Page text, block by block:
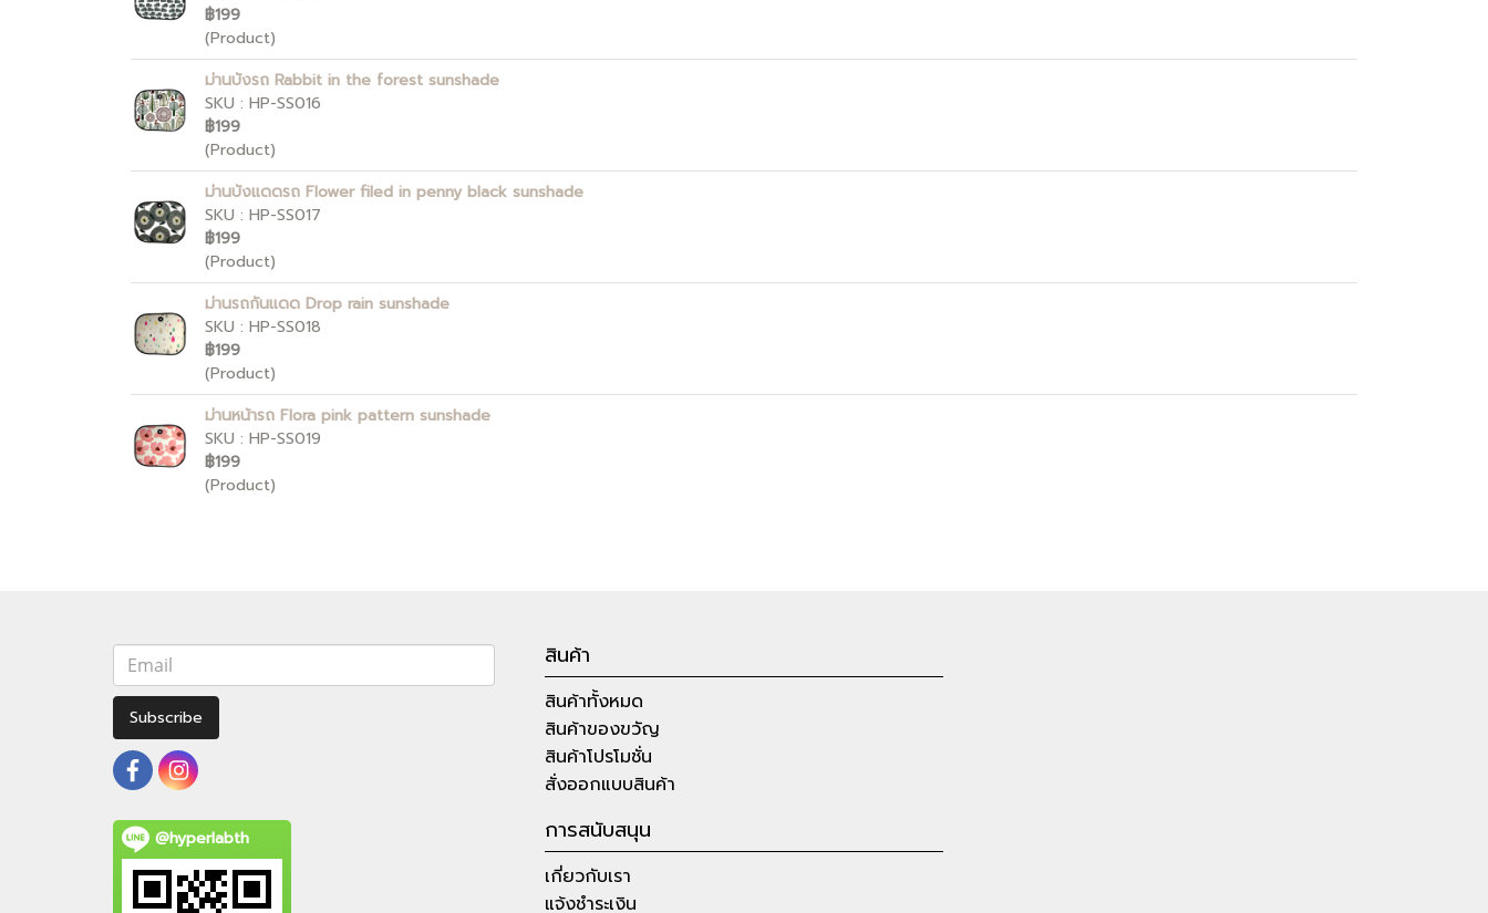
฿199
(Product)
ม่านบังรถ Rabbit in the forest sunshade
SKU : HP-SS016
฿199
(Product)
ม่านบังแดดรถ Flower filed in penny black sunshade
SKU : HP-SS017
฿199
(Product)
ม่านรถกันแดด Drop rain sunshade
SKU : HP-SS018
฿199
(Product)
ม่านหน้ารถ Flora pink pattern sunshade
SKU : HP-SS019
฿199
(Product)
Subscribe
@hyperlabth
สินค้า
สินค้าทั้งหมด
สินค้าของขวัญ
สินค้าโปรโมชั่น
สั่งออกแบบสินค้า
การสนับสนุน
เกี่ยวกับเรา
แจ้งชำระเงิน